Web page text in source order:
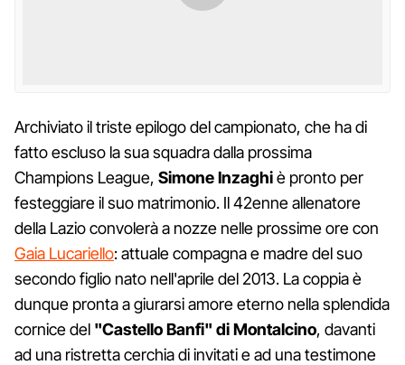
Archiviato il triste epilogo del campionato, che ha di
fatto escluso la sua squadra dalla prossima
Champions League, Simone Inzaghiè pronto per
festeggiare il suo matrimonio. Il 42enne allenatore
della Lazio convolerà a nozze nelle prossime ore con
Gaia Lucariello: attuale compagna e madre del suo
secondo figlio nato nell'aprile del 2013. La coppia è
dunque pronta a giurarsi amore eterno nella splendida
cornice del "Castello Banfi" di Montalcino, davanti
ad una ristretta cerchia di invitati e ad una testimone